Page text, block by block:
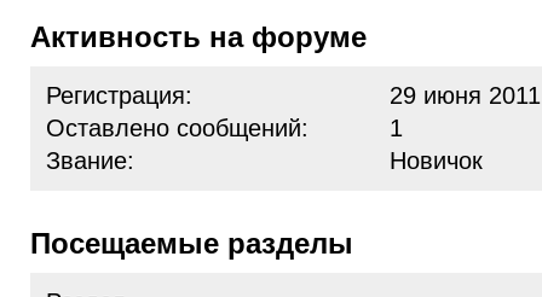
Активность на форуме
Регистрация:
29 июня
Оставлено сообщений:
1
Звание:
Новичок
Посещаемые разделы